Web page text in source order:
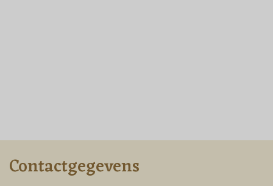
Contactgegevens